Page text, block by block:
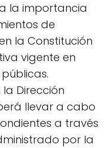
la importancia
de
la Constitución
vigente en
Dirección
llevar a cabo
a través
por la